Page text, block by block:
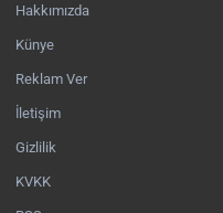
Hakkımızda
Künye
Reklam Ver
İletişim
Gizlilik
KVKK